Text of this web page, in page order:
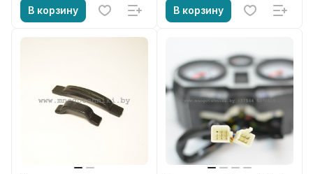
50-125сс
В корзину
110сс
В корзину